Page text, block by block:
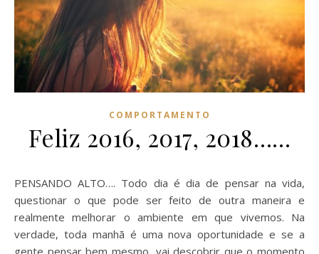
COMPORTAMENTO
Feliz 2016, 2017, 2018……
PENSANDO ALTO…. Todo dia é dia de pensar na vida,
questionar o que pode ser feito de outra maneira e
realmente melhorar o ambiente em que vivemos. Na
verdade, toda manhã é uma nova oportunidade e se a